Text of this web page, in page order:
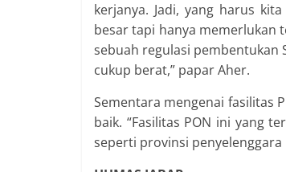
kerjanya. Jadi, yang harus
besar tapi hanya memerlukan
sebuah regulasi pembentukan
cukup berat,” papar Aher.
Sementara mengenai fasilitas
baik. “Fasilitas PON ini yang
seperti provinsi penyelenggara